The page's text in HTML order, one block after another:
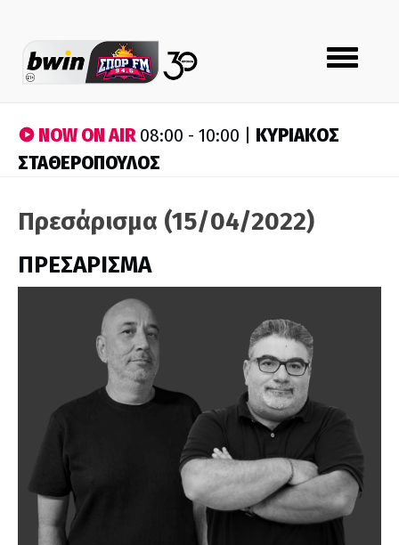
Toggle
navigation
NOW ON AIR08:00 - 10:00 | ΚΥΡΙΑΚΟΣ
ΣΤΑΘΕΡΟΠΟΥΛΟΣ
Πρεσάρισμα (15/04/2022)
ΠΡΕΣΑΡΙΣΜΑ